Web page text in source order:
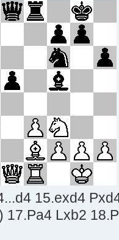
15.exd4
17.Pa4 Lxb2